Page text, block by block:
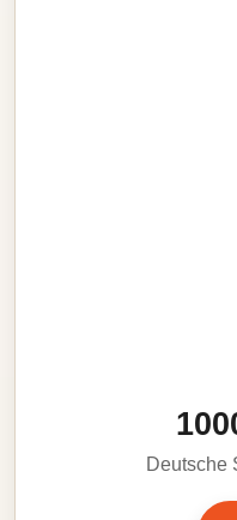
Deutsche